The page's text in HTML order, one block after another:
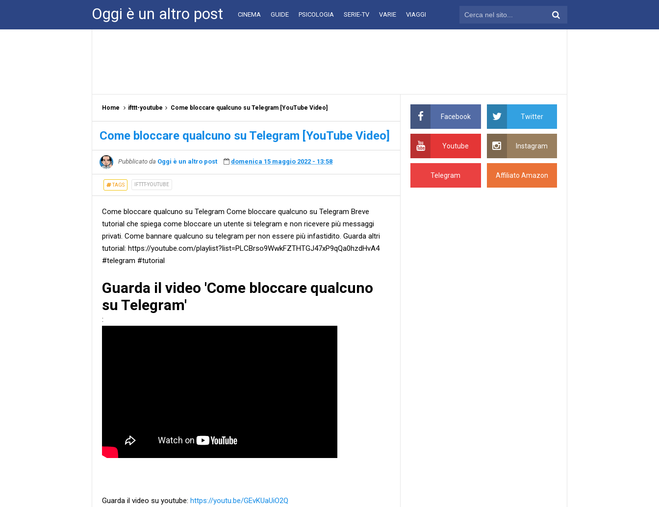
Oggi è un altro post CINEMA GUIDE PSICOLOGIA SERIE-TV VARIE VIAGGI
Home ifttt-youtube Come bloccare qualcuno su Telegram [YouTube Video]
Come bloccare qualcuno su Telegram [YouTube Video]
Pubblicato da Oggi è un altro post domenica 15 maggio 2022 - 13:58
TAGS IFTTT-YOUTUBE
Come bloccare qualcuno su Telegram Come bloccare qualcuno su Telegram Breve
tutorial che spiega come bloccare un utente si telegram e non ricevere più messaggi
privati. Come bannare qualcuno su telegram per non essere più infastidito. Guarda altri
tutorial: https://youtube.com/playlist?list=PLCBrso9WwkFZTHTGJ47xP9qQa0hzdHvA4
#telegram #tutorial
Guarda il video 'Come bloccare qualcuno
su Telegram'
:
Guarda il video su youtube: https://youtu.be/GEvKUaUiO2Q
Facebook Twitter
Youtube Instagram
Telegram Affiliato Amazon